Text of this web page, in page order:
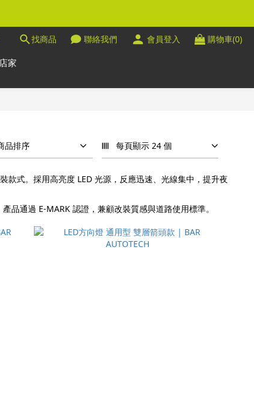
找商品 聯絡我們 會員登入 購物車(0)
家
品排序 每頁顯示 24 個
款式。採用高亮度 LED 光源，反應迅速、光線集中，提升夜
通過 E-MARK 認證，兼顧改裝質感與道路使用標準。